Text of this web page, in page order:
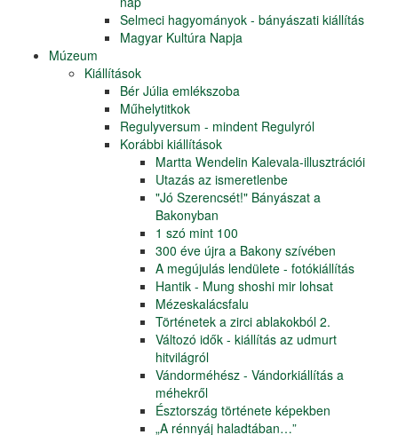
Selmeci hagyományok - bányászati kiállítás
Magyar Kultúra Napja
Múzeum
Kiállítások
Bér Júlia emlékszoba
Műhelytitkok
Regulyversum - mindent Regulyról
Korábbi kiállítások
Martta Wendelin Kalevala-illusztrációi
Utazás az ismeretlenbe
"Jó Szerencsét!" Bányászat a
Bakonyban
1 szó mint 100
300 éve újra a Bakony szívében
A megújulás lendülete - fotókiállítás
Hantik - Mung shoshi mir lohsat
Mézeskalácsfalu
Történetek a zirci ablakokból 2.
Változó idők - kiállítás az udmurt
hitvilágról
Vándorméhész - Vándorkiállítás a
méhekről
Észtország története képekben
„A rénnyáj haladtában…”